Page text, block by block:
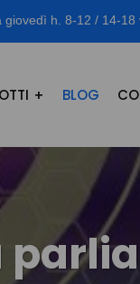
giovedì h. 8-12 / 14-
BLOG